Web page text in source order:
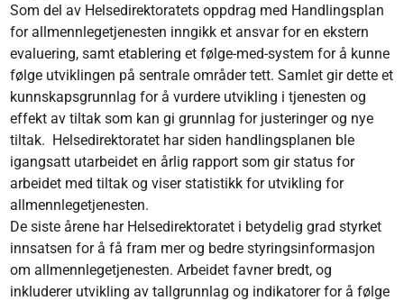
Som del av Helsedirektoratets oppdrag med Handlingsplan
for allmennlegetjenesten inngikk et ansvar for en ekstern
evaluering, samt etablering et følge-med-system for å kunne
følge utviklingen på sentrale områder tett. Samlet gir dette et
kunnskapsgrunnlag for å vurdere utvikling i tjenesten og
effekt av tiltak som kan gi grunnlag for justeringer og nye
tiltak. Helsedirektoratet har siden handlingsplanen ble
igangsatt utarbeidet en årlig rapport som gir status for
arbeidet med tiltak og viser statistikk for utvikling for
allmennlegetjenesten.
De siste årene har Helsedirektoratet i betydelig grad styrket
innsatsen for å få fram mer og bedre styringsinformasjon
om allmennlegetjenesten. Arbeidet favner bredt, og
inkluderer utvikling av tallgrunnlag og indikatorer for å følge